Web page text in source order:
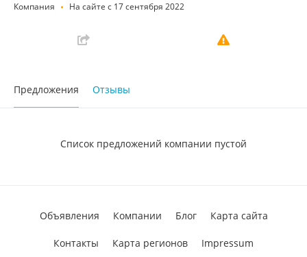
Компания
На сайте с 17 сентября 2022
Предложения Отзывы
Список предложений компании пустой
Объявления Компании Блог Карта сайта
Контакты Карта регионов Impressum